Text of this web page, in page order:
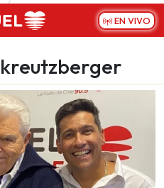
EN VIVO